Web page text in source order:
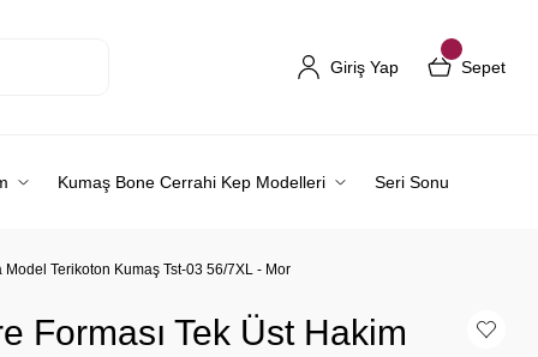
Giriş Yap Sepet
Kumaş Bone Cerrahi Kep Modelleri Seri Sonu
Model Terikoton Kumaş Tst-03 56/7XL - Mor
Forması Tek Üst Hakim